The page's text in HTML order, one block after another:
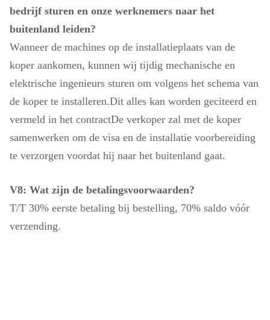
bedrijf sturen en onze werknemers naar het
buitenland leiden?
Wanneer de machines op de installatieplaats van de
koper aankomen, kunnen wij tijdig mechanische en
elektrische ingenieurs sturen om volgens het schema van
de koper te installeren.Dit alles kan worden geciteerd en
vermeld in het contractDe verkoper zal met de koper
samenwerken om de visa en de installatie voorbereiding
te verzorgen voordat hij naar het buitenland gaat.
V8: Wat zijn de betalingsvoorwaarden?
T/T 30% eerste betaling bij bestelling, 70% saldo vóór
verzending.